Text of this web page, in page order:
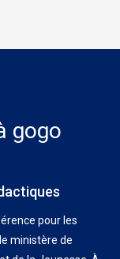
gogo
pour les
ministère de